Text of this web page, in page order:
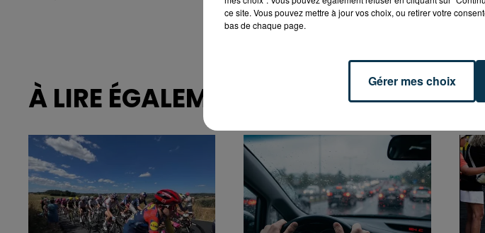
À LIRE ÉGALEMENT
ce site. Vous pouvez mettre à jour vos choix, ou retirer votre
bas de chaque page.
Gérer mes choix